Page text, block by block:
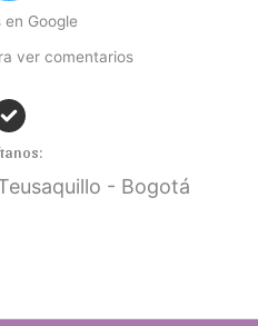
en Google
ver comentarios
- Bogotá